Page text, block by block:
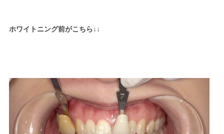
ホワイトニング前がこちら↓↓